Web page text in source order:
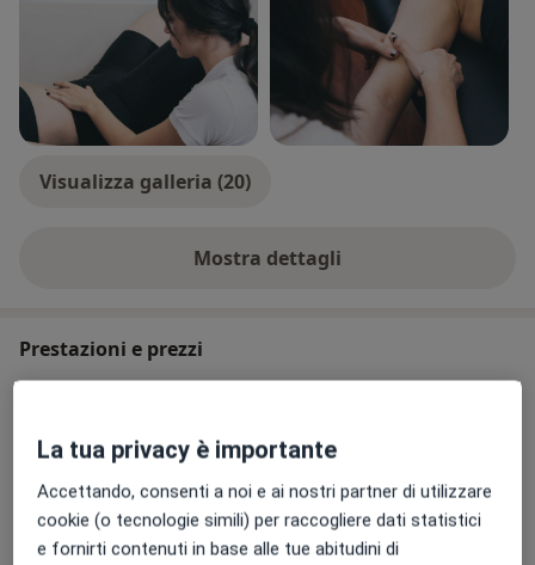
d’osservazione e valutazione, progettazione di un
piano riabilitativo, ma soprattutto è emersa una forte
empatia che mi contraddistingue, con l’interesse verso
la persona ancor prima della sua patologia. Attraverso
la danza, sin da bambina, ho avuto modo di accrescere
proprietà come la creatività, una comunicazione
efficace, la gestione dello spazio e degli oggetti, il
Visualizza galleria (20)
Mostra dettagli
sull'esperienza
Prestazioni e prezzi
Consulenza online
Dettagli Prenota una visita
La tua privacy è importante
Accettando, consenti a noi e ai nostri partner di utilizzare
cookie (o tecnologie simili) per raccogliere dati statistici
e fornirti contenuti in base alle tue abitudini di